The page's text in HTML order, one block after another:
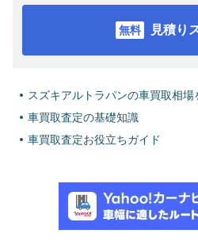
見積り
スズキアルトラパンの車買取相場
車買取査定の基礎知識
車買取査定お役立ちガイド